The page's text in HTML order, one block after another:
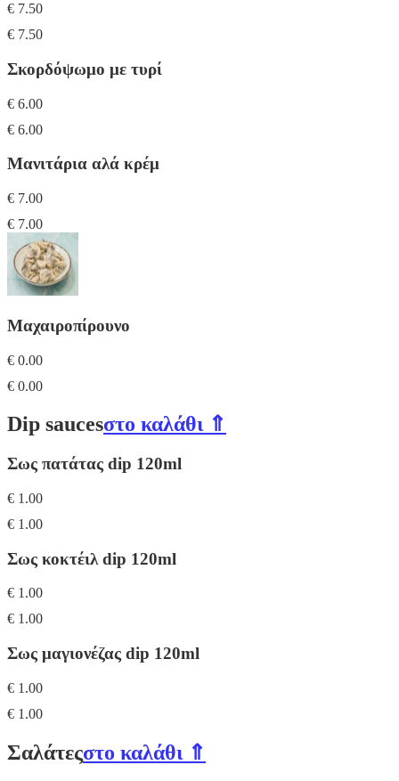
€ 7.50
€ 7.50
Σκορδόψωμο με τυρί
€ 6.00
€ 6.00
Μανιτάρια αλά κρέμ
€ 7.00
€ 7.00
Μαχαιροπίρουνο
€ 0.00
€ 0.00
Dip saucesστο καλάθι ⇑
Σως πατάτας dip 120ml
€ 1.00
€ 1.00
Σως κοκτέιλ dip 120ml
€ 1.00
€ 1.00
Σως μαγιονέζας dip 120ml
€ 1.00
€ 1.00
Σαλάτεςστο καλάθι ⇑